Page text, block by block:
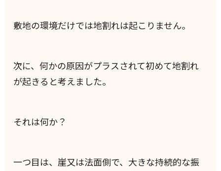
敷地の環境だけでは地割れは起こりません。
次に、何かの原因がプラスされて初めて地割れ
が起きると考えました。
それは何か？
一つ目は、崖又は法面側で、大きな持続的な振